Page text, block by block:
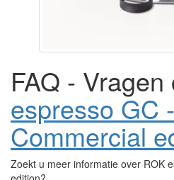
FAQ - Vragen
espresso GC -
Commercial
Zoekt u meer informatie over ROK